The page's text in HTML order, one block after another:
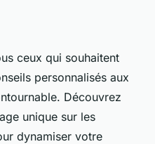
ceux qui souhaitent
personnalisés aux
Découvrez
unique sur les
dynamiser votre